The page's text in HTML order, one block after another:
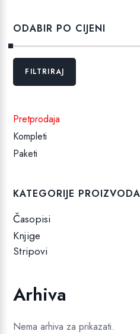
ODABIR PO CIJENI
Min
MaksFILTRIRAJ
Pretprodaja
Kompleti
Paketi
KATEGORIJE PROIZVODA
Časopisi
Knjige
Stripovi
Arhiva
Nema arhiva za prikazati.